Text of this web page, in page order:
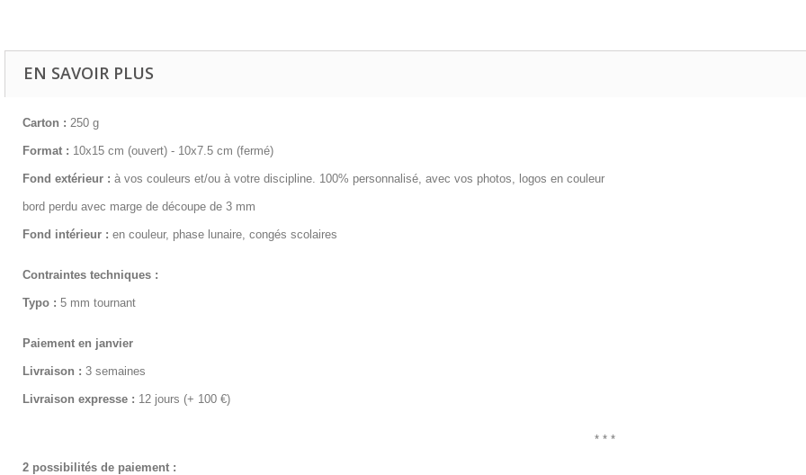
EN SAVOIR PLUS
Carton : 250 g
Format : 10x15 cm (ouvert) - 10x7.5 cm (fermé)
Fond extérieur : à vos couleurs et/ou à votre discipline. 100% personnalisé, avec vos photos, logos en couleur
bord perdu avec marge de découpe de 3 mm
Fond intérieur : en couleur, phase lunaire, congés scolaires
Contraintes techniques :
Typo : 5 mm tournant
Paiement en janvier
Livraison : 3 semaines
Livraison expresse : 12 jours (+ 100 €)
* * *
2 possibilités de paiement :